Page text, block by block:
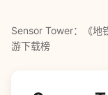
Sensor Tower：《地
游下载榜